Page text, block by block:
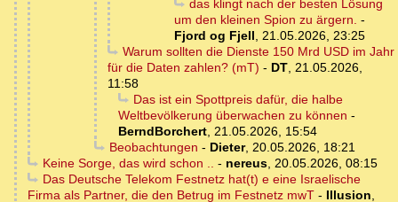
das klingt nach der besten Lösung
um den kleinen Spion zu ärgern. -
Fjord og Fjell, 21.05.2026, 23:25
Warum sollten die Dienste 150 Mrd USD im Jahr
für die Daten zahlen? (mT) - DT, 21.05.2026,
11:58
Das ist ein Spottpreis dafür, die halbe
Weltbevölkerung überwachen zu können -
BerndBorchert, 21.05.2026, 15:54
Beobachtungen - Dieter, 20.05.2026, 18:21
Keine Sorge, das wird schon .. - nereus, 20.05.2026, 08:15
Das Deutsche Telekom Festnetz hat(t) e eine Israelische
Firma als Partner, die den Betrug im Festnetz mwT - Illusion,